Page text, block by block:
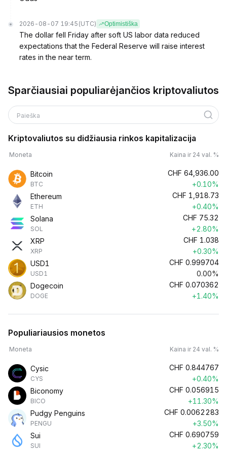
2026-08-07 19:45 (UTC) Optimistiška
The dollar fell Friday after soft US labor data reduced
expectations that the Federal Reserve will raise interest
rates in the near term.
Sparčiausiai populiarėjančios kriptovaliutos
Paieška
Kriptovaliutos su didžiausia rinkos kapitalizacija
Moneta Kaina ir 24 val. %
Bitcoin
BTC
CHF 64,936.00
+0.10%
Ethereum
ETH
CHF 1,918.73
+0.40%
Solana
SOL
CHF 75.32
+2.80%
XRP
XRP
CHF 1.038
+0.30%
USD1
USD1
CHF 0.999704
0.00%
Dogecoin
DOGE
CHF 0.070362
+1.40%
Populiariausios monetos
Moneta Kaina ir 24 val. %
Cysic
CYS
CHF 0.844767
+0.40%
Biconomy
BICO
CHF 0.056915
+11.30%
Pudgy Penguins
PENGU
CHF 0.0062283
+3.50%
Sui
SUI
CHF 0.690759
+2.30%